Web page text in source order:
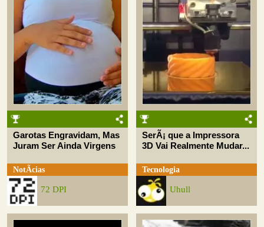
Garotas Engravidam, Mas
Juram Ser Ainda Virgens
NotÃ­cias
72 DPI
SerÃ¡ que a Impressora
3D Vai Realmente Mudar...
Tecnologia
Uhull